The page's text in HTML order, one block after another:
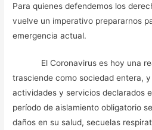
Para quienes defendemos los
vuelve un imperativo prepararnos
emergencia actual.
El Coronavirus es hoy una
trasciende como sociedad entera,
actividades y servicios declarados
período de aislamiento obligatorio
daños en su salud, secuelas